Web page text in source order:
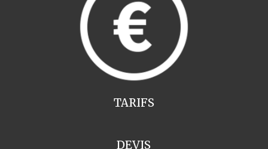
TARIFS
DEVIS